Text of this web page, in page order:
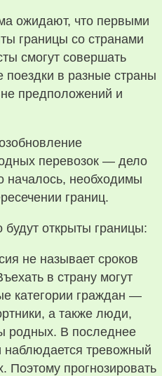
ожидают, что первыми
границы со странами
смогут совершать
поездки в разные страны
предположений и
перевозок — дело
началось, необходимы
границ.
открыты границы:
не называет сроков
в страну могут
категории граждан —
а также люди,
родных. В последнее
наблюдается тревожный
Поэтому прогнозировать